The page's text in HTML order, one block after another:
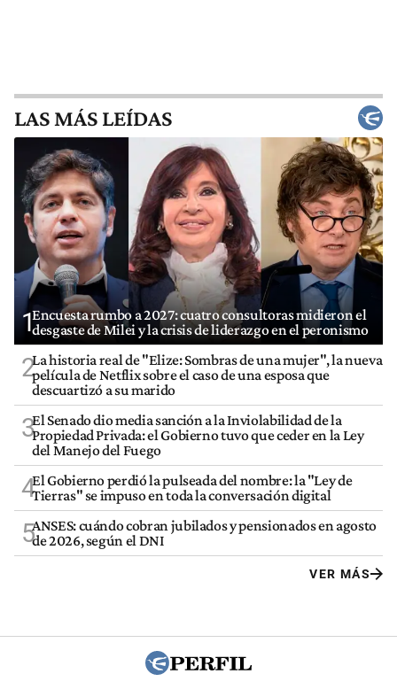
LAS MÁS LEÍDAS
1Encuesta rumbo a 2027: cuatro consultoras midieron el
desgaste de Milei y la crisis de liderazgo en el peronismo
2La historia real de "Elize: Sombras de una mujer", la nueva
película de Netflix sobre el caso de una esposa que
descuartizó a su marido
3El Senado dio media sanción a la Inviolabilidad de la
Propiedad Privada: el Gobierno tuvo que ceder en la Ley
del Manejo del Fuego
4El Gobierno perdió la pulseada del nombre: la "Ley de
Tierras" se impuso en toda la conversación digital
5ANSES: cuándo cobran jubilados y pensionados en agosto
de 2026, según el DNI
VER MÁS